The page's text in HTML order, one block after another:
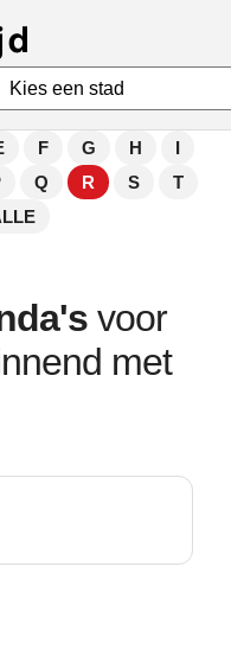
F G H
I
Q R S
T
voor
met